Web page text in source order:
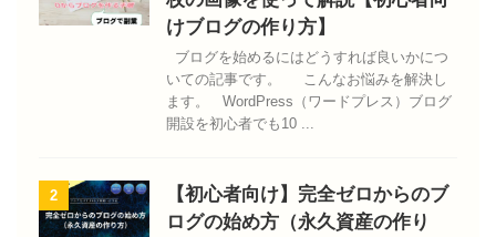
けブログの作り方】
ブログを始めるにはどうすれば良いかにつ
いての記事です。 こんなお悩みを解決し
ます。 WordPress（ワードプレス）ブログ
開設を初心者でも10 ...
2
【初心者向け】完全ゼロからのブ
ログの始め方（永久資産の作り